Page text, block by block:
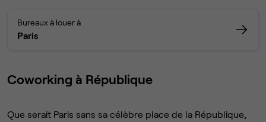
Bureaux à louer à
Paris
Coworking à République
Que serait Paris sans sa célèbre place de la République,